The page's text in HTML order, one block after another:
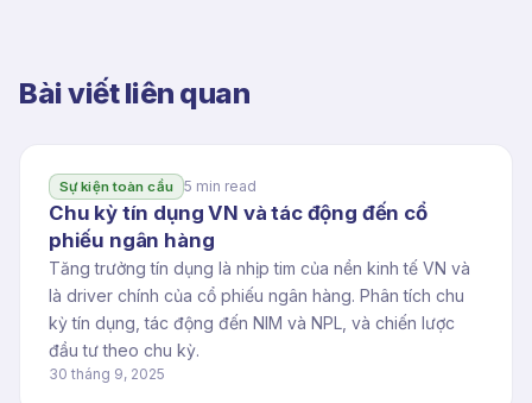
Bài viết liên quan
Sự kiện toàn cầu 5 min read
Chu kỳ tín dụng VN và tác động đến cổ
phiếu ngân hàng
Tăng trưởng tín dụng là nhịp tim của nền kinh tế VN và
là driver chính của cổ phiếu ngân hàng. Phân tích chu
kỳ tín dụng, tác động đến NIM và NPL, và chiến lược
đầu tư theo chu kỳ.
30 tháng 9, 2025